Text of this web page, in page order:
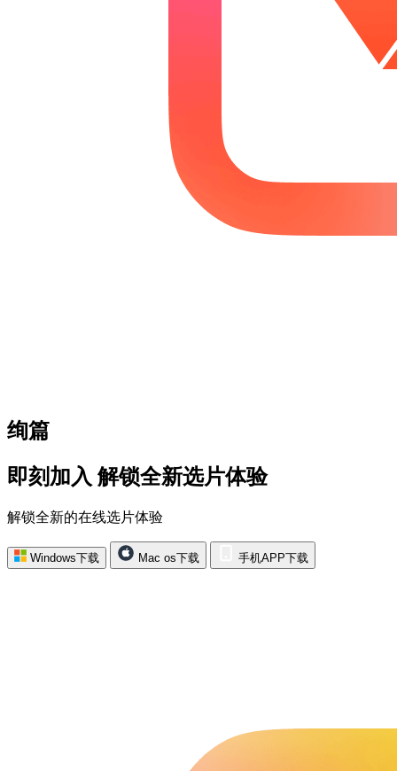
绚篇
即刻加入 解锁全新选片体验
解锁全新的在线选片体验
Windows下载 Mac os下载 手机APP下载